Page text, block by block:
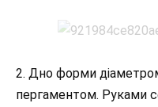
2. Дно форми
пергаментом. Руками